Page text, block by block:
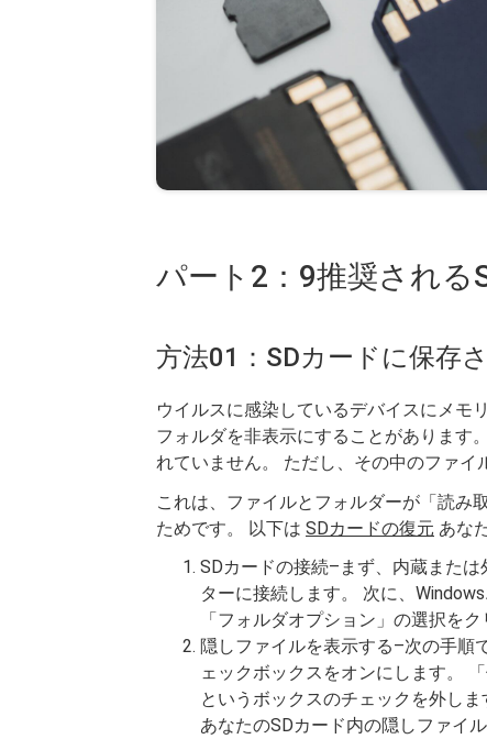
パート2：9推奨される
方法01：SDカードに保存
ウイルスに感染しているデバイスにメモ
フォルダを非表示にすることがあります
れていません。 ただし、その中のファイ
これは、ファイルとフォルダーが「読み
ためです。 以下は SDカードの復元 あな
SDカードの接続–まず、内蔵また
ターに接続します。 次に、
「フォルダオプション」の選択を
隠しファイルを表示する–次の手順
ェックボックスをオンにします。
というボックスのチェックを外し
あなたのSDカード内の隠しファイ